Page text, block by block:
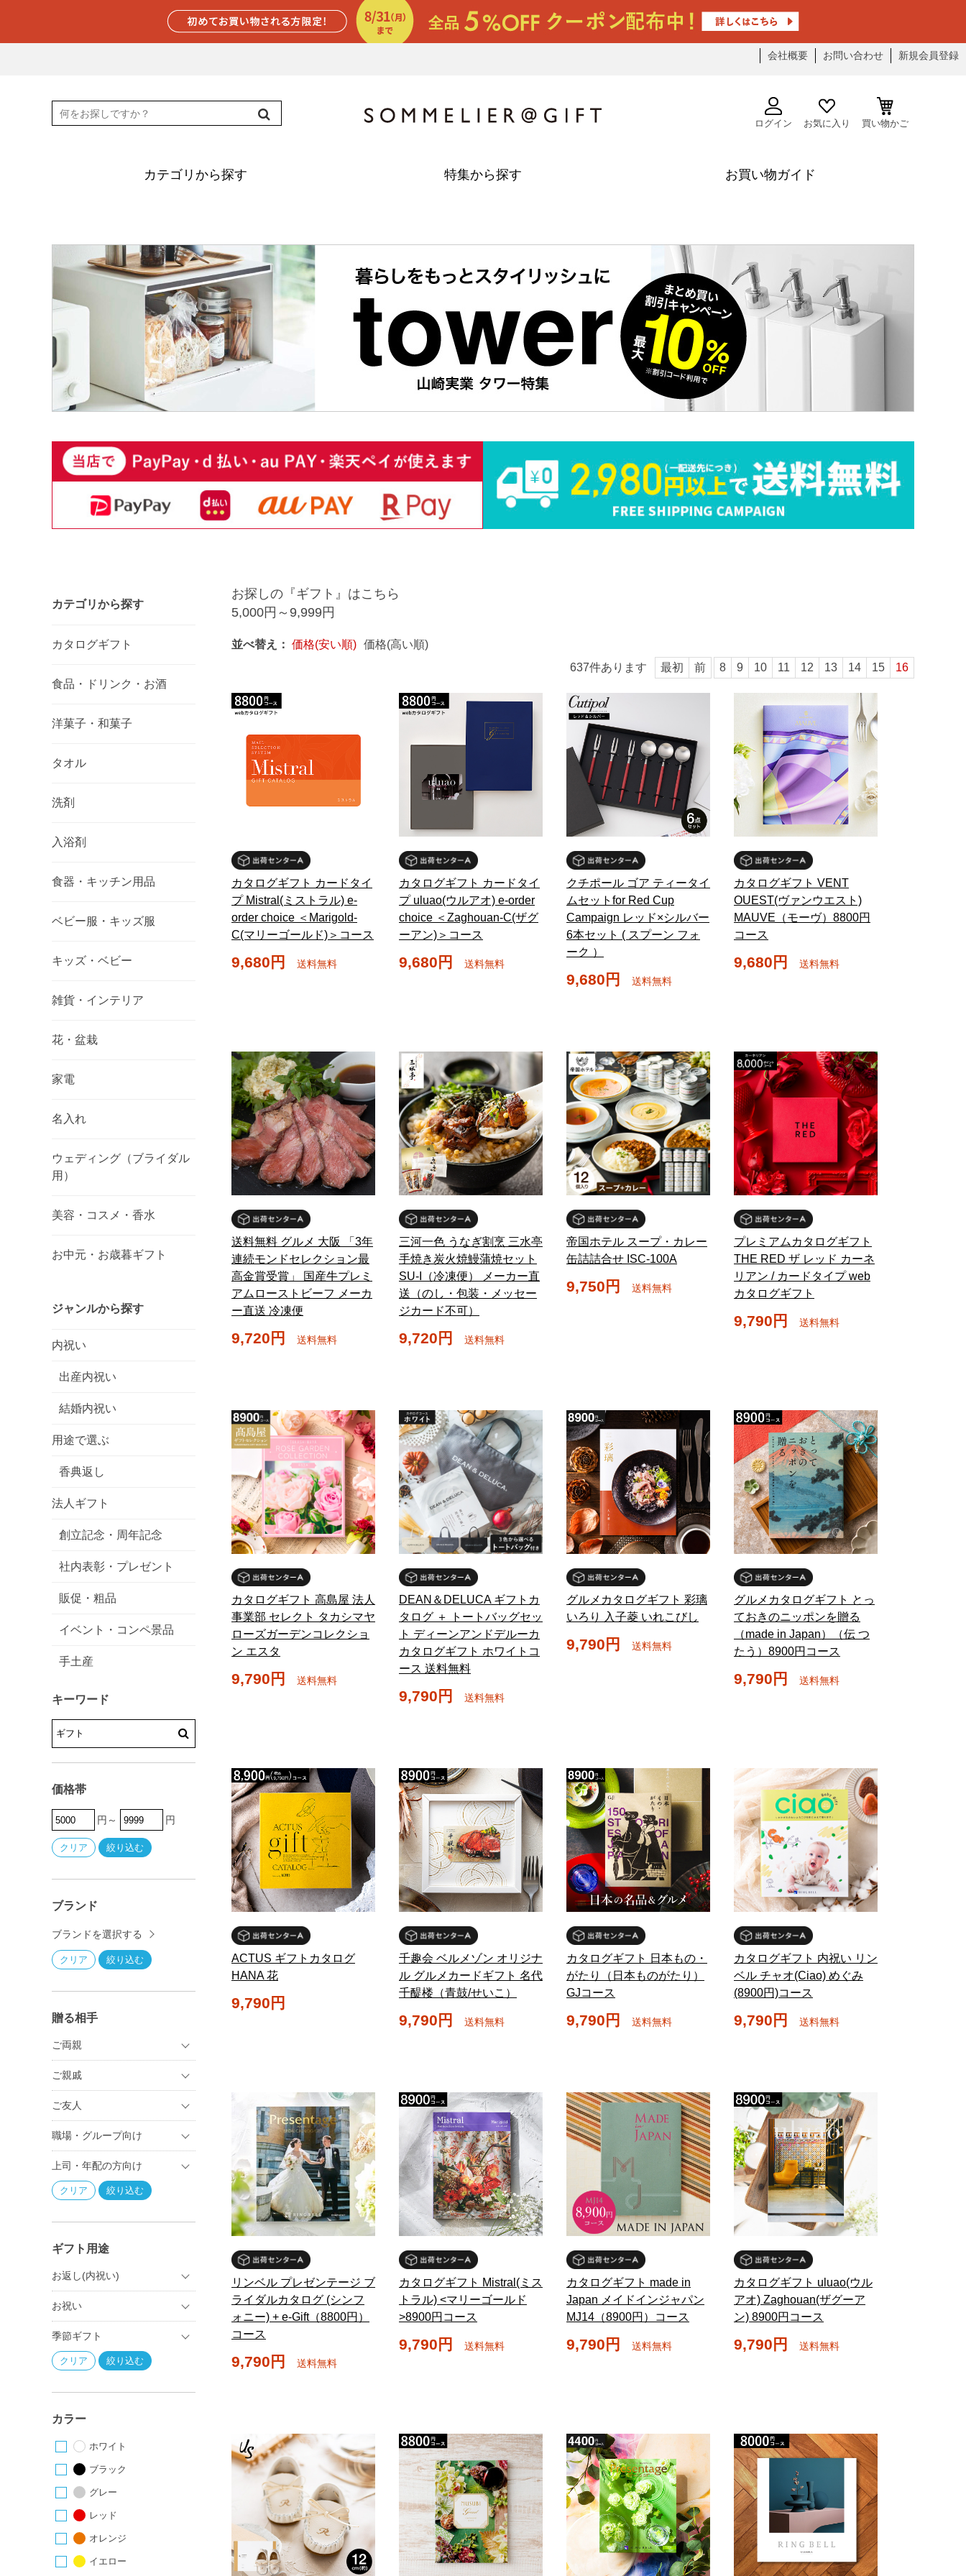
会社概要 お問い合わせ 新規会員登録
ログイン お気に入り 買い物かご
カテゴリから探す 特集から探す お買い物ガイド
カテゴリから探す
カタログギフト
食品・ドリンク・お酒
洋菓子・和菓子
タオル
洗剤
入浴剤
食器・キッチン用品
ベビー服・キッズ服
キッズ・ベビー
雑貨・インテリア
花・盆栽
家電
名入れ
ウェディング（ブライダル
用）
美容・コスメ・香水
お中元・お歳暮ギフト
ジャンルから探す
内祝い
出産内祝い
結婚内祝い
用途で選ぶ
香典返し
法人ギフト
創立記念・周年記念
社内表彰・プレゼント
販促・粗品
イベント・コンペ景品
手土産
キーワード
価格帯
円～ 円
ブランド
ブランドを選択する
贈る相手
ご両親
ご親戚
ご友人
職場・グループ向け
上司・年配の方向け
ギフト用途
お返し(内祝い)
お祝い
季節ギフト
カラー
ホワイト
ブラック
グレー
レッド
オレンジ
イエロー
お探しの『ギフト』はこちら
5,000円～9,999円
並べ替え： 価格(安い順) 価格(高い順)
637件あります 最初 前 8 9 10 11 12 13 14 15 16
カタログギフト カードタイ
プ Mistral(ミストラル) e-
order choice ＜Marigold-
C(マリーゴールド)＞コース
9,680円 送料無料
カタログギフト カードタイ
プ uluao(ウルアオ) e-order
choice ＜Zaghouan-C(ザグ
ーアン)＞コース
9,680円 送料無料
クチポール ゴア ティータイ
ムセットfor Red Cup
Campaign レッド×シルバー
6本セット ( スプーン フォ
ーク ）
9,680円 送料無料
カタログギフト VENT
OUEST(ヴァンウエスト)
MAUVE（モーヴ）8800円
コース
9,680円 送料無料
送料無料 グルメ 大阪 「3年
連続モンドセレクション最
高金賞受賞」 国産牛プレミ
アムローストビーフ メーカ
ー直送 冷凍便
9,720円 送料無料
三河一色 うなぎ割烹 三水亭
手焼き炭火焼鰻蒲焼セット
SU-I（冷凍便） メーカー直
送（のし・包装・メッセー
ジカード不可）
9,720円 送料無料
帝国ホテル スープ・カレー
缶詰詰合せ ISC-100A
9,750円 送料無料
プレミアムカタログギフト
THE RED ザ レッド カーネ
リアン / カードタイプ web
カタログギフト
9,790円 送料無料
カタログギフト 高島屋 法人
事業部 セレクト タカシマヤ
ローズガーデンコレクショ
ン エスタ
9,790円 送料無料
DEAN＆DELUCA ギフトカ
タログ ＋ トートバッグセッ
ト ディーンアンドデルーカ
カタログギフト ホワイトコ
ース 送料無料
9,790円 送料無料
グルメカタログギフト 彩璃
いろり 入子菱 いれこびし
9,790円 送料無料
グルメカタログギフト とっ
ておきのニッポンを贈る
（made in Japan）（伝 つ
たう）8900円コース
9,790円 送料無料
ACTUS ギフトカタログ
HANA 花
9,790円
千趣会 ベルメゾン オリジナ
ル グルメカードギフト 名代
千醍楼（青鼓/せいこ）
9,790円 送料無料
カタログギフト 日本もの・
がたり（日本ものがたり）
GJコース
9,790円 送料無料
カタログギフト 内祝い リン
ベル チャオ(Ciao) めぐみ
(8900円)コース
9,790円 送料無料
リンベル プレゼンテージ ブ
ライダルカタログ (シンフ
ォニー) + e-Gift（8800円）
コース
9,790円 送料無料
カタログギフト Mistral(ミス
トラル) <マリーゴールド
>8900円コース
9,790円 送料無料
カタログギフト made in
Japan メイドインジャパン
MJ14（8900円）コース
9,790円 送料無料
カタログギフト uluao(ウル
アオ) Zaghouan(ザグーア
ン) 8900円コース
9,790円 送料無料